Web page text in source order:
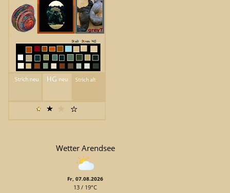
Wetter Arendsee
Fr, 07.08.2026
13 / 19°C